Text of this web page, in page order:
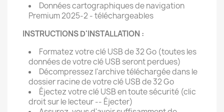
Données cartographiques de navigation
Premium 2025-2 - téléchargeables
INSTRUCTIONS D'INSTALLATION :
Formatez votre clé USB de 32 Go (toutes les
données de votre clé USB seront perdues)
Décompressez l'archive téléchargée dans le
dossier racine de votre clé USB de 32 Go
Éjectez votre clé USB en toute sécurité (clic
droit sur le lecteur -- Éjecter)